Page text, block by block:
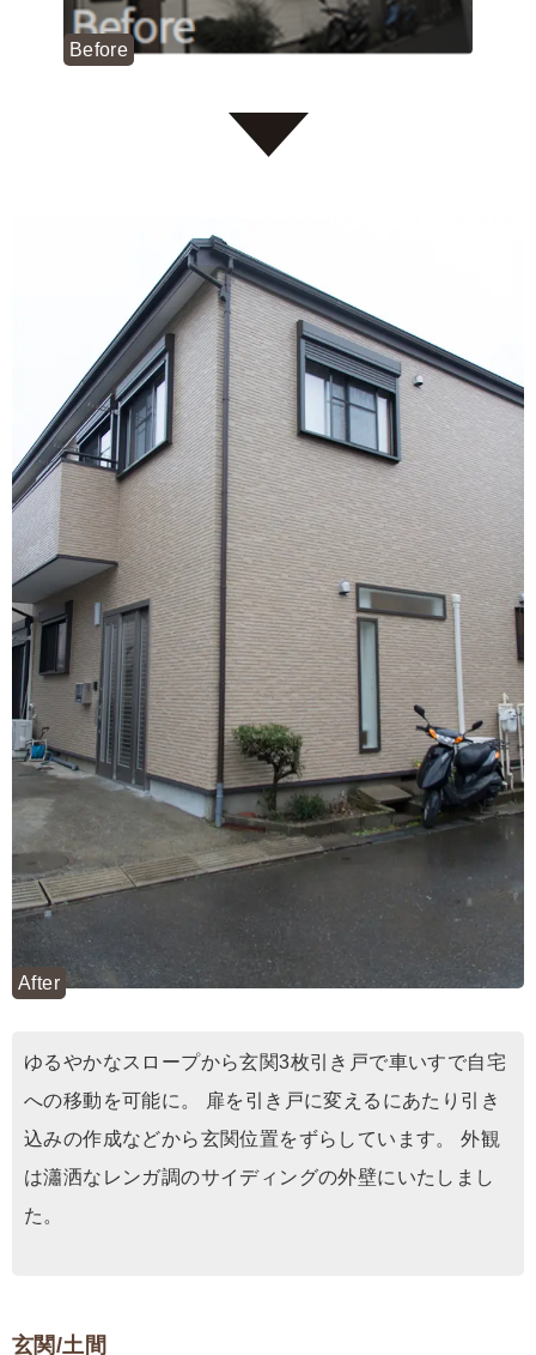
Before
After
ゆるやかなスロープから玄関3枚引き戸で車いすで自宅
への移動を可能に。 扉を引き戸に変えるにあたり引き
込みの作成などから玄関位置をずらしています。 外観
は瀟洒なレンガ調のサイディングの外壁にいたしまし
た。
玄関/土間